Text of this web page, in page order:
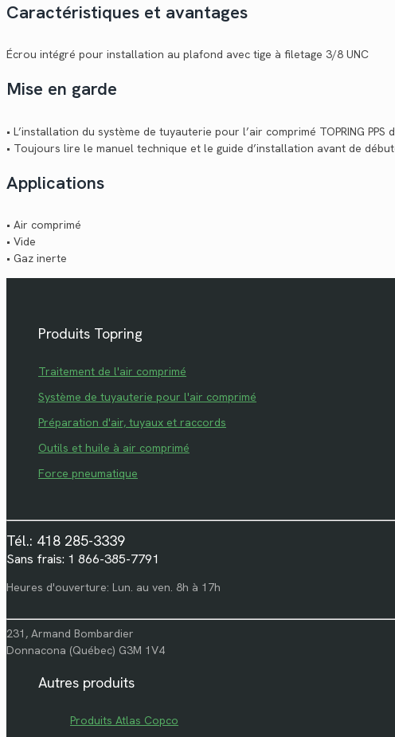
Caractéristiques et avantages
Écrou intégré pour installation au plafond avec tige à filetage 3/8 UNC
Mise en garde
• L’installation du système de tuyauterie pour l’air comprimé TOPRING
• Toujours lire le manuel technique et le guide d’installation avant de
Applications
• Air comprimé
• Vide
• Gaz inerte
Produits Topring
Traitement de l'air comprimé
Système de tuyauterie pour l'air comprimé
Préparation d'air, tuyaux et raccords
Outils et huile à air comprimé
Force pneumatique
Tél.: 418 285-3339
Sans frais: 1 866-385-7791
Heures d'ouverture: Lun. au ven. 8h à 17h
231, Armand Bombardier
Donnacona (Québec) G3M 1V4
Autres produits
Produits Atlas Copco